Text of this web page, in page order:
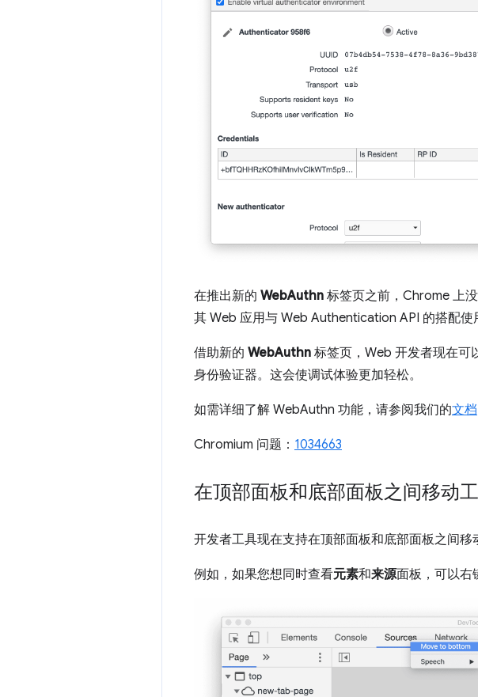
在推出新的 WebAuthn 标签页之前，Chrome 上
其 Web 应用与 Web Authentication API 的搭配使
借助新的 WebAuthn 标签页，Web 开发者现在可
身份验证器。这会使调试体验更加轻松。
如需详细了解 WebAuthn 功能，请参阅我们的文档
Chromium 问题： 1034663
在顶部面板和底部面板之间移动
开发者工具现在支持在顶部面板和底部面板之间
例如，如果您想同时查看元素和来源面板，可以右